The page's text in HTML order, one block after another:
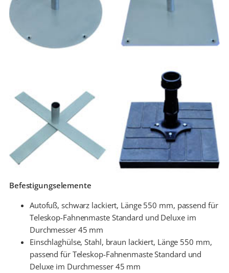
Befestigungselemente
Autofuß, schwarz lackiert, Länge 550 mm, passend für
Teleskop-Fahnenmaste Standard und Deluxe im
Durchmesser 45 mm
Einschlaghülse, Stahl, braun lackiert, Länge 550 mm,
passend für Teleskop-Fahnenmaste Standard und
Deluxe im Durchmesser 45 mm